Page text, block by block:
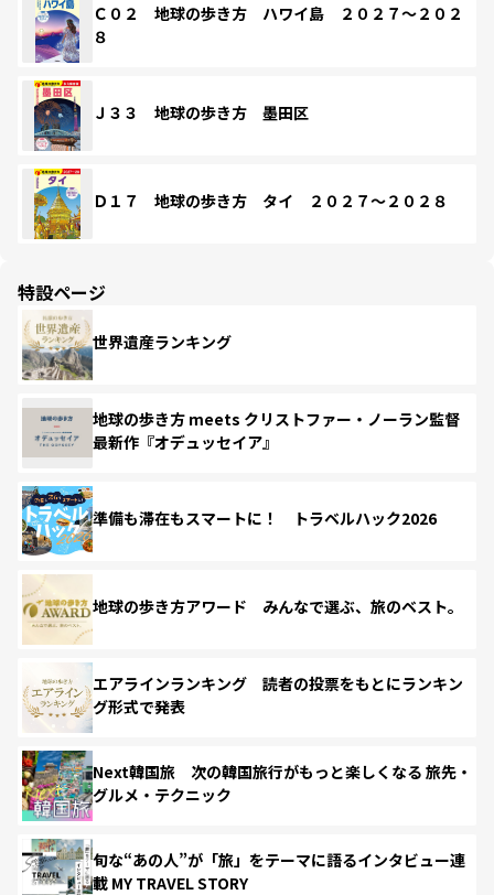
Ｃ０２ 地球の歩き方 ハワイ島 ２０２７～２０２
８
Ｊ３３ 地球の歩き方 墨田区
Ｄ１７ 地球の歩き方 タイ ２０２７～２０２８
特設ページ
世界遺産ランキング
地球の歩き方 meets クリストファー・ノーラン監督
最新作『オデュッセイア』
準備も滞在もスマートに！ トラベルハック2026
地球の歩き方アワード みんなで選ぶ、旅のベスト。
エアラインランキング 読者の投票をもとにランキン
グ形式で発表
Next韓国旅 次の韓国旅行がもっと楽しくなる 旅先・
グルメ・テクニック
旬な“あの人”が「旅」をテーマに語るインタビュー連
載 MY TRAVEL STORY